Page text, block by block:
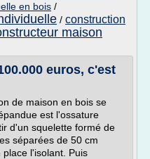
en bois /
/ construction
maison
euros, c'est
de maison en bois se
est l'ossature
d'un squelette formé de
séparées de 50 cm
l'isolant. Puis